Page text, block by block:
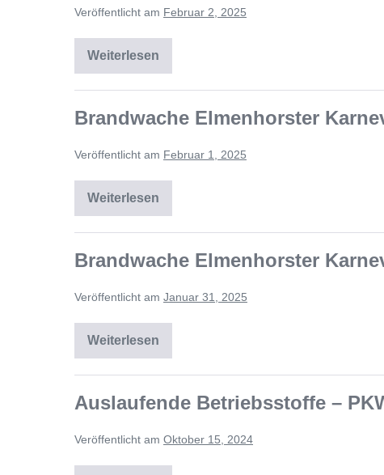
Veröffentlicht am Februar 2, 2025
Weiterlesen
Brandwache Elmenhorster
Veröffentlicht am Februar 1, 2025
Weiterlesen
Brandwache Elmenhorster
Veröffentlicht am Januar 31, 2025
Weiterlesen
Auslaufende Betriebsstoffe –
Veröffentlicht am Oktober 15, 2024